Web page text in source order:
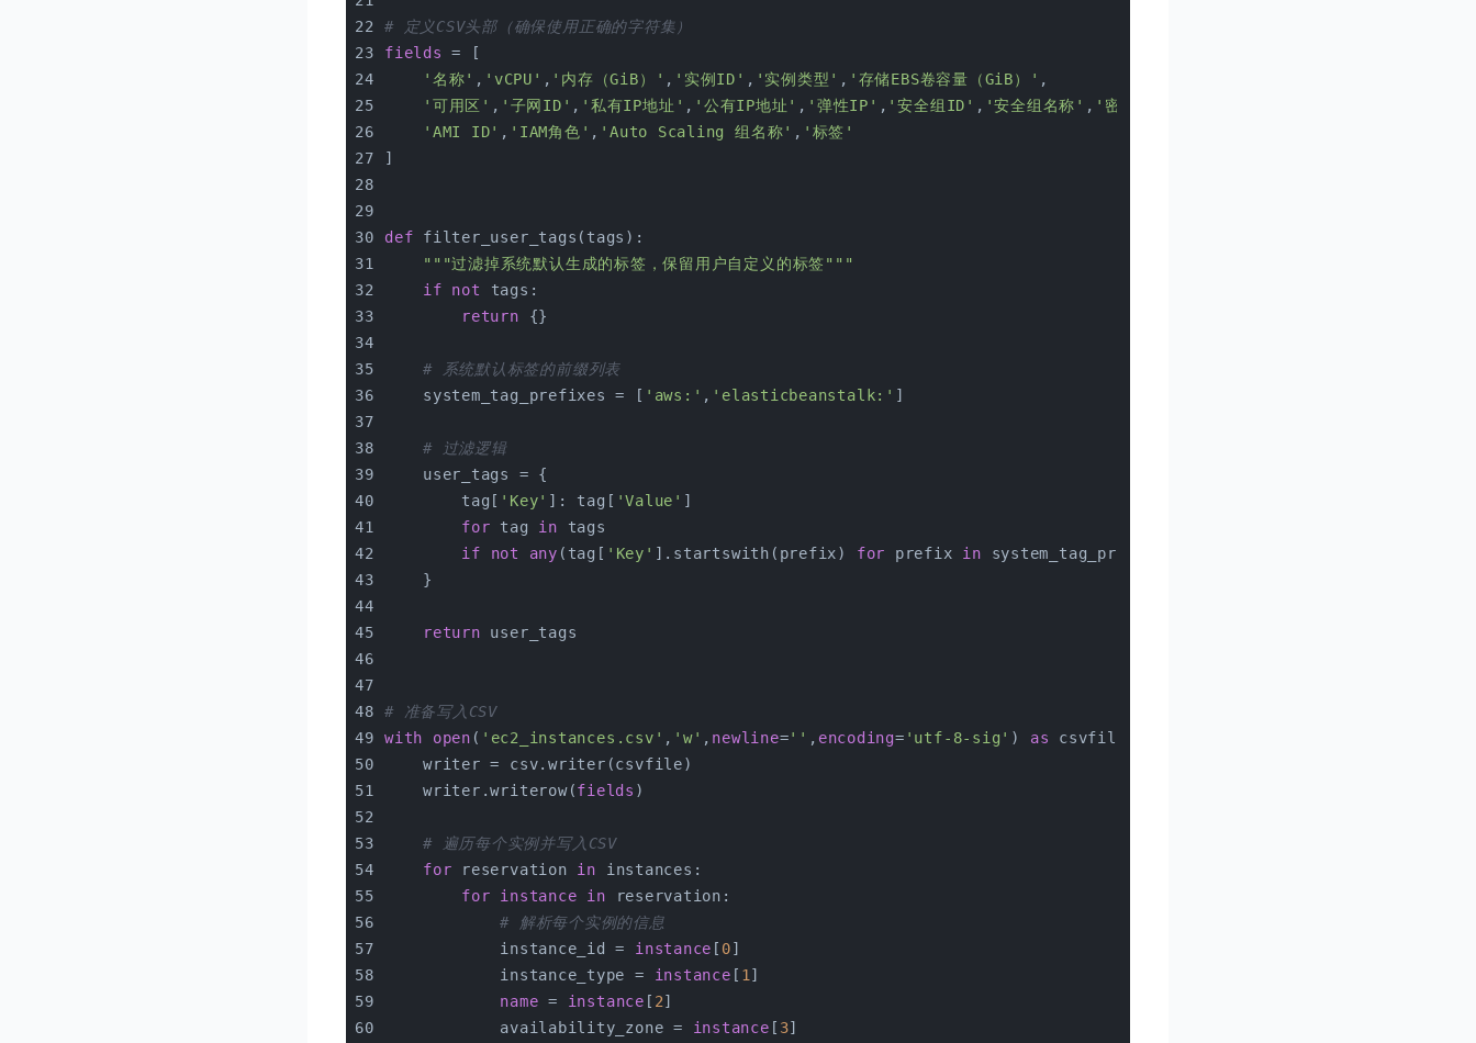
# 定义CSV头部（确保使用正确的字符集）
fields
= [
'名称' , 'vCPU' , '内存（GiB）' , '实例ID' , '实例类型' , '存储EBS卷容量（GiB）' ,
'可用区' , '子网ID' , '私有IP地址' , '公有IP地址' , '弹性IP' , '安全组ID' , '安全组名称' , '密钥名称'
'AMI ID' , 'IAM角色' , 'Auto Scaling 组名称' , '标签'
]
def filter_user_tags(tags):
"""过滤掉系统默认生成的标签，保留用户自定义的标签"""
if
not
tags:
return {}
# 系统默认标签的前缀列表
    system_tag_prefixes = [
'aws:' , 'elasticbeanstalk:' ]
# 过滤逻辑
    user_tags = {
        tag[
'Key' ]: tag[ 'Value' ]
for tag in tags
if
not any (tag[ 'Key' ].startswith(prefix) for prefix in system_tag_prefixes)
    }
return user_tags
# 准备写入CSV
with
open ( 'ec2_instances.csv' , 'w' , newline='' , encoding= 'utf-8-sig' ) as csvfile:
    writer = csv.writer(csvfile)
    writer.writerow(
fields )
# 遍历每个实例并写入CSV
for reservation in instances:
for
instance in reservation:
# 解析每个实例的信息
            instance_id =
instance [ 0]
            instance_type =
instance [ 1 ]
name = instance [ 2]
            availability_zone =
instance [ 3]